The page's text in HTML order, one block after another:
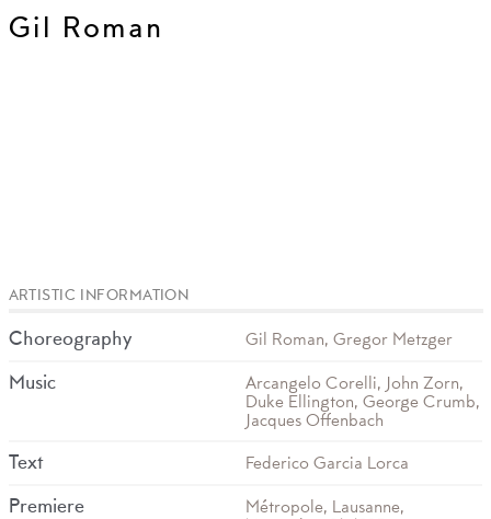
Gil Roman
ARTISTIC INFORMATION
Choreography Gil Roman, Gregor Metzger
Music
Arcangelo Corelli, John Zorn,
Duke Ellington, George Crumb,
Jacques Offenbach
Text Federico Garcia Lorca
Premiere
Métropole, Lausanne,